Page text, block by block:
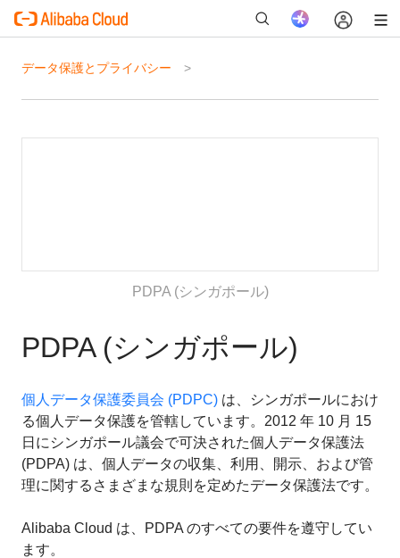
データ保護とプライバシー
PDPA (シンガポール)
PDPA (シンガポール)
個人データ保護委員会 (PDPC) は、シンガポールにおけ
る個人データ保護を管轄しています。2012 年 10 月 15
日にシンガポール議会で可決された個人データ保護法
(PDPA) は、個人データの収集、利用、開示、および管
理に関するさまざまな規則を定めたデータ保護法です。
Alibaba Cloud は、PDPA のすべての要件を遵守してい
ます。